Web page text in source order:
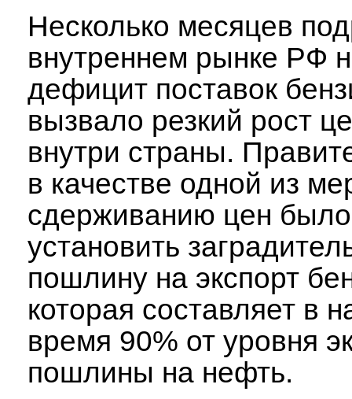
Несколько месяцев
внутреннем рынке РФ
дефицит поставок
вызвало резкий рост
внутри страны.
в качестве одной из
сдерживанию цен
установить
пошлину на экспорт
которая составляет в
время 90% от уровня
пошлины на нефть.